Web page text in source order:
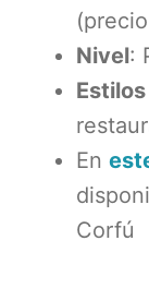
Nivel:
En
Corfú